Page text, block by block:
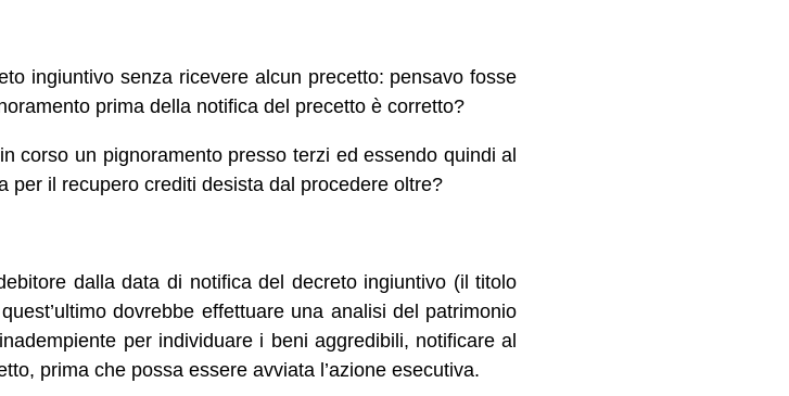
ingiuntivo senza ricevere alcun precetto: pensavo fosse
prima della notifica del precetto è corretto?
corso un pignoramento presso terzi ed essendo quindi al
per il recupero crediti desista dal procedere oltre?
dalla data di notifica del decreto ingiuntivo (il titolo
dovrebbe effettuare una analisi del patrimonio
per individuare i beni aggredibili, notificare al
prima che possa essere avviata l’azione esecutiva.